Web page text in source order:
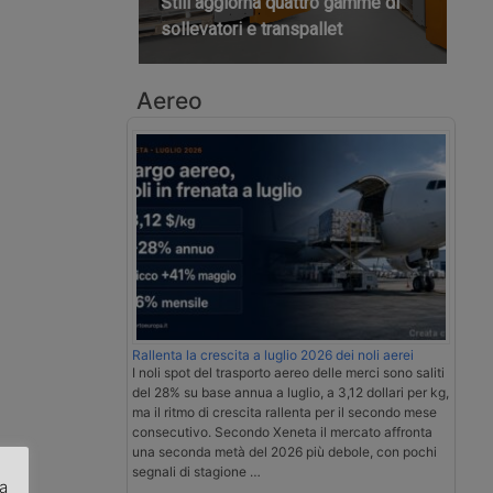
sollevatori e transpallet
Aereo
Rallenta la crescita a luglio 2026 dei noli aerei
I noli spot del trasporto aereo delle merci sono saliti
del 28% su base annua a luglio, a 3,12 dollari per kg,
ma il ritmo di crescita rallenta per il secondo mese
consecutivo. Secondo Xeneta il mercato affronta
una seconda metà del 2026 più debole, con pochi
segnali di stagione …